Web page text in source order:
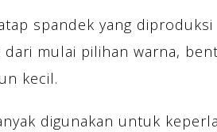
spandek yang
mulai pilihan warna,
kecil.
digunakan untuk